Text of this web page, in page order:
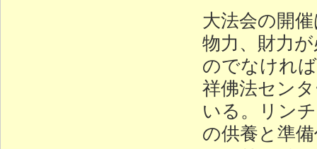
大法会の開
物力、財力
のでなけれ
祥佛法セン
いる。リン
の供養と準